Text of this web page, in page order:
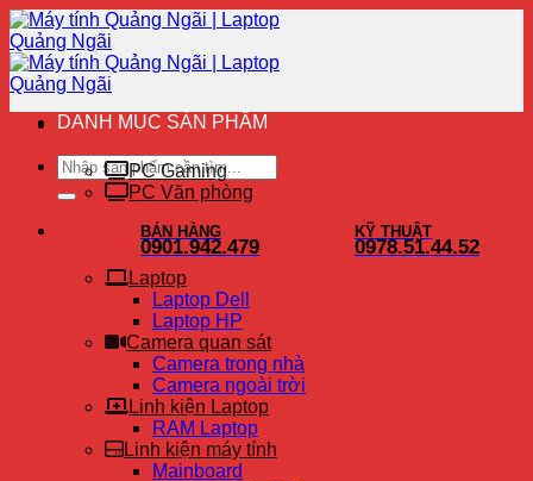
Chuyển
đến
nội
dung
Tìm
kiếm:
BÁN HÀNG
0901.942.479
KỸ THUẬT
0978.51.44.52
DANH MỤC SẢN PHẨM
PC Gaming
PC Văn phòng
Laptop
Laptop Dell
Laptop HP
Camera quan sát
Camera trong nhà
Camera ngoài trời
Linh kiện Laptop
RAM Laptop
Linh kiện máy tính
Mainboard